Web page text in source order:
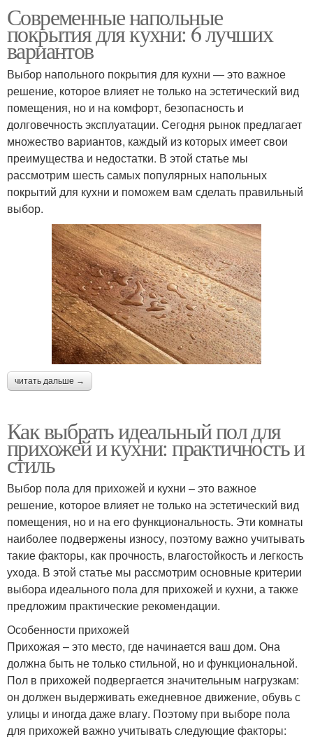
Современные напольные
покрытия для кухни: 6 лучших
вариантов
Выбор напольного покрытия для кухни — это важное
решение, которое влияет не только на эстетический вид
помещения, но и на комфорт, безопасность и
долговечность эксплуатации. Сегодня рынок предлагает
множество вариантов, каждый из которых имеет свои
преимущества и недостатки. В этой статье мы
рассмотрим шесть самых популярных напольных
покрытий для кухни и поможем вам сделать правильный
выбор.
читать дальше →
Как выбрать идеальный пол для
прихожей и кухни: практичность и
стиль
Выбор пола для прихожей и кухни – это важное
решение, которое влияет не только на эстетический вид
помещения, но и на его функциональность. Эти комнаты
наиболее подвержены износу, поэтому важно учитывать
такие факторы, как прочность, влагостойкость и легкость
ухода. В этой статье мы рассмотрим основные критерии
выбора идеального пола для прихожей и кухни, а также
предложим практические рекомендации.
Особенности прихожей
Прихожая – это место, где начинается ваш дом. Она
должна быть не только стильной, но и функциональной.
Пол в прихожей подвергается значительным нагрузкам:
он должен выдерживать ежедневное движение, обувь с
улицы и иногда даже влагу. Поэтому при выборе пола
для прихожей важно учитывать следующие факторы: